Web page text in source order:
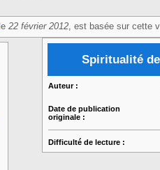
le22 février 2012, est basée sur cette
Spiritualité
Auteur :
Date de publication
originale :
Difficulté de lecture :